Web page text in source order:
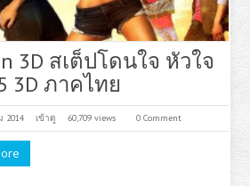
3D สเต็ปโดนใจ หัวใจ
3D ภาคไทย
2014 เข้าดู 60,709 views 0 Comment